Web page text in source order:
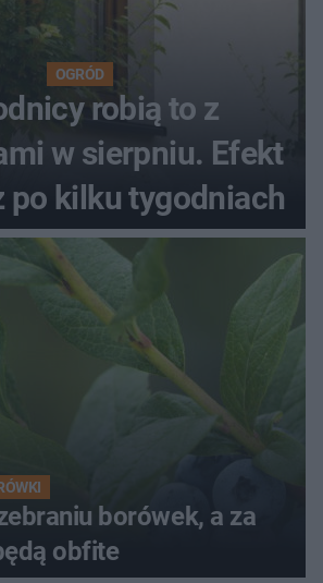
OGRÓD
robią to z
w sierpniu. Efekt
po kilku tygodniach
borówek, a za
obfite